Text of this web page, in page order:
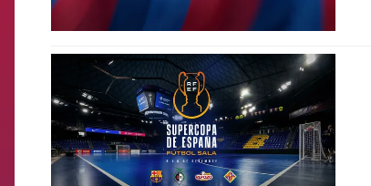
FCB Barcelona badge